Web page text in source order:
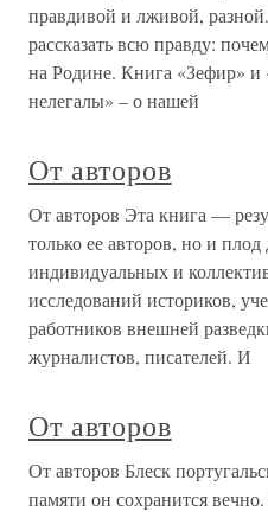
правдивой и лживой,
рассказать всю правду:
на Родине. Книга «Зефир» и
нелегалы» – о нашей
От авторов
От авторов Эта книга —
только ее авторов, но и
индивидуальных и
исследований историков,
работников внешней
журналистов, писателей. И
От авторов
От авторов Блеск
памяти он сохранится